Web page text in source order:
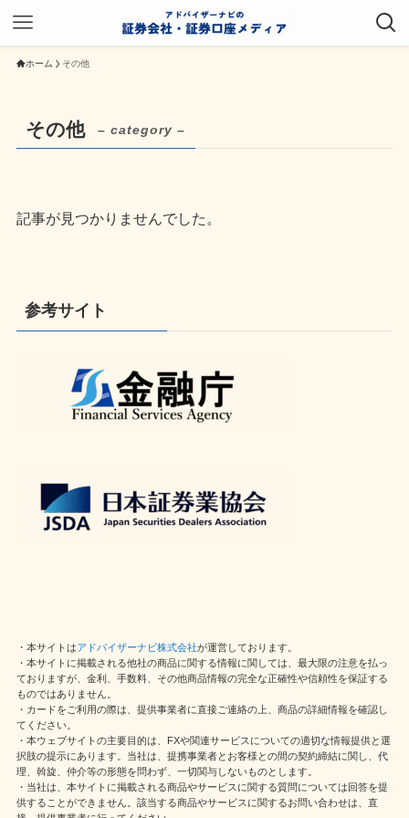
ホーム その他
その他 – category –
記事が見つかりませんでした。
参考サイト
・本サイトはアドバイザーナビ株式会社が運営しております。
・本サイトに掲載される他社の商品に関する情報に関しては、最大限の注意を払っ
ておりますが、金利、手数料、その他商品情報の完全な正確性や信頼性を保証する
ものではありません。
・カードをご利用の際は、提供事業者に直接ご連絡の上、商品の詳細情報を確認し
てください。
・本ウェブサイトの主要目的は、FXや関連サービスについての適切な情報提供と選
択肢の提示にあります。当社は、提携事業者とお客様との間の契約締結に関し、代
理、斡旋、仲介等の形態を問わず、一切関与しないものとします。
・当社は、本サイトに掲載される商品やサービスに関する質問については回答を提
供することができません。該当する商品やサービスに関するお問い合わせは、直